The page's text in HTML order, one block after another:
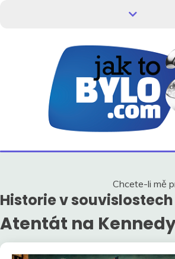
HISTORIE V
Chcete-li mě
Historie v souvislostech
Atentát na